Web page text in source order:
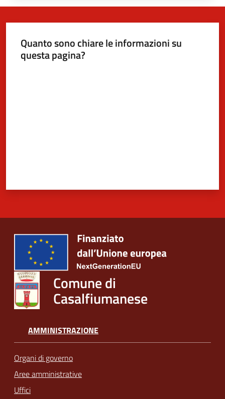
Quanto sono chiare le informazioni su
questa pagina?
Comune di
Casalfiumanese
AMMINISTRAZIONE
Organi di governo
Aree amministrative
Uffici